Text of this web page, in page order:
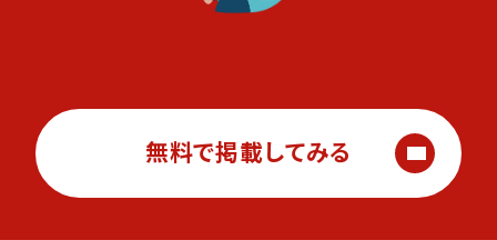
無料で掲載してみる